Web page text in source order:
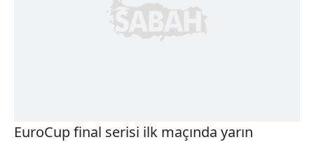
EuroCup final serisi ilk maçında yarın